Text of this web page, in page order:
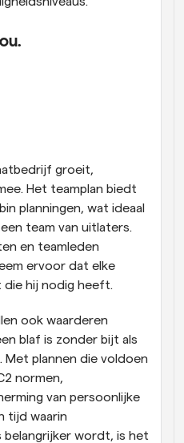
groeit,
Het teamplan biedt
planningen, wat ideaal
team van uitlaters.
en teamleden
ervoor dat elke
hij nodig heeft.
ook waarderen
blaf is zonder bijt als
Met plannen die voldoen
normen,
van persoonlijke
tijd waarin
belangrijker wordt, is het